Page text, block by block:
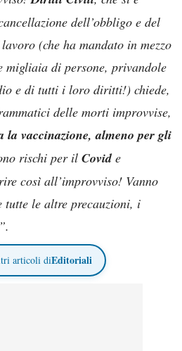
dell’obbligo e del
(che ha mandato in mezzo
migliaia di persone, privandole
e di tutti i loro diritti!) chiede,
delle morti improvvise,
la vaccinazione, almeno per gli
rischi per il Covide
così all’improvviso! Vanno
le altre precauzioni, i
articoli diEditoriali